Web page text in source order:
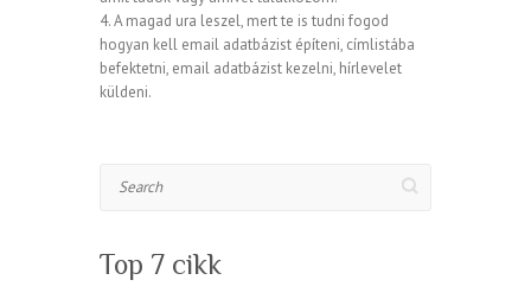
4. A magad ura leszel, mert te is tudni fogod
hogyan kell email adatbázist építeni, címlistába
befektetni, email adatbázist kezelni, hírlevelet
küldeni.
Top 7 cikk